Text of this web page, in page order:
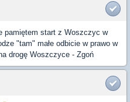
pamiętem start z Woszczyc w
"tam" małe odbicie w prawo w
drogę Woszczyce - Zgoń